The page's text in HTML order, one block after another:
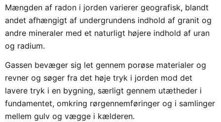
Mængden af radon i jorden varierer geografisk, blandt
andet afhængigt af undergrundens indhold af granit og
andre mineraler med et naturligt højere indhold af uran
og radium.
Gassen bevæger sig let gennem porøse materialer og
revner og søger fra det høje tryk i jorden mod det
lavere tryk i en bygning, særligt gennem utætheder i
fundamentet, omkring rørgennemføringer og i samlinger
mellem gulv og vægge i kælderen.